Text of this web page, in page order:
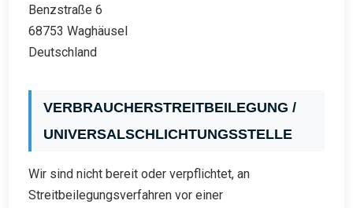
Benzstraße 6
68753 Waghäusel
Deutschland
VERBRAUCHERSTREITBEILEGUNG /
UNIVERSALSCHLICHTUNGSSTELLE
Wir sind nicht bereit oder verpflichtet, an
Streitbeilegungsverfahren vor einer